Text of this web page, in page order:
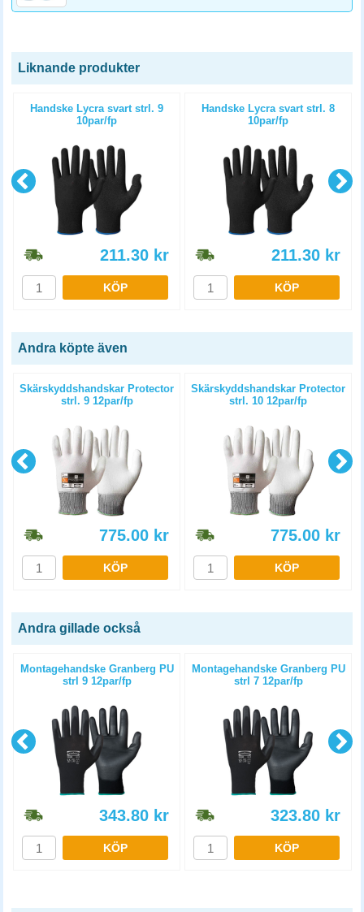
Liknande produkter
Handske Lycra svart strl. 9
10par/fp
211.30 kr
KÖP
Handske Lycra svart strl. 8
10par/fp
211.30 kr
KÖP
Andra köpte även
Skärskyddshandskar Protector
strl. 9 12par/fp
775.00 kr
KÖP
Skärskyddshandskar Protector
strl. 10 12par/fp
775.00 kr
KÖP
Andra gillade också
Montagehandske Granberg PU
strl 9 12par/fp
343.80 kr
KÖP
Montagehandske Granberg PU
strl 7 12par/fp
323.80 kr
KÖP